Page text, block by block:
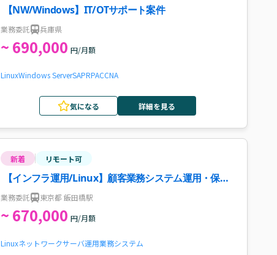
【NW/Windows】IT/OTサポート案件
業務委託 兵庫県
~ 690,000 円/月額
LinuxWindows ServerSAPRPACCNA
気になる 詳細を見る
新着 リモート可
【インフラ運用/Linux】顧客業務システム運用・保守
（リーダー）案件・求人
業務委託 東京都 飯田橋駅
~ 670,000 円/月額
Linuxネットワークサーバ運用業務システム